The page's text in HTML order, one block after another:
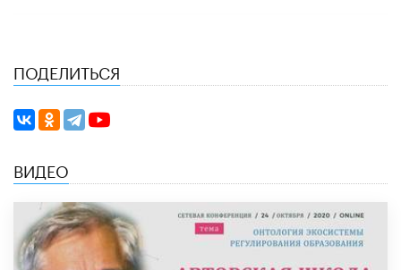
ПОДЕЛИТЬСЯ
ВИДЕО